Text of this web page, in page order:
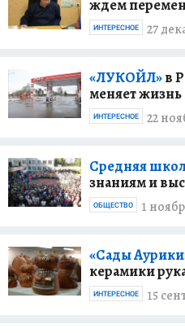
ждем
27
ИНТЕРЕСНОЕ
«ЛУКОЙЛ»в
меняет
22
ИНТЕРЕСНОЕ
Средняя
знаниям и
1
ОБЩЕСТВО
«Сады
керамики
15
ИНТЕРЕСНОЕ